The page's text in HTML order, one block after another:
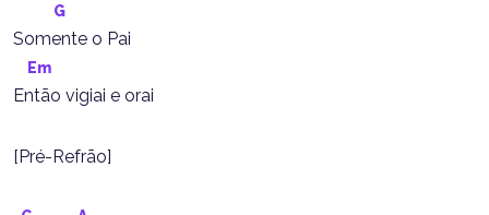
G
Somente o Pai
Em
Então vigiai e orai
[Pré-Refrão]